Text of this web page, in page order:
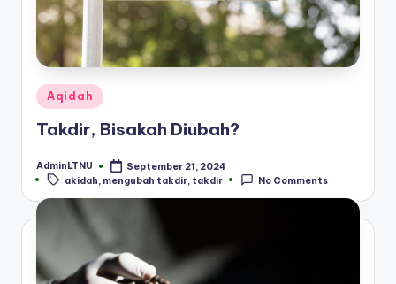
Posted
in
Aqidah
Takdir, Bisakah Diubah?
Posted
by
AdminLTNU September 21, 2024
Tags:
akidah mengubah takdir takdir No Comments